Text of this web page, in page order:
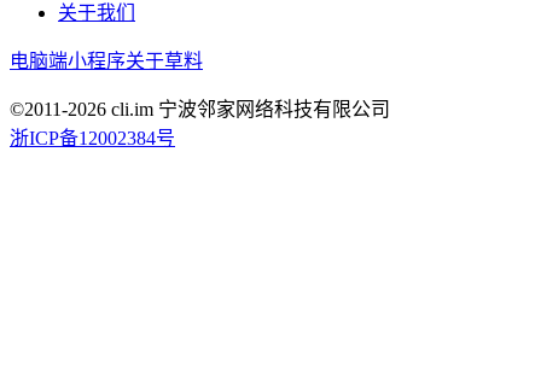
关于我们
电脑端小程序关于草料
©2011-2026 cli.im 宁波邻家网络科技有限公司
浙ICP备12002384号